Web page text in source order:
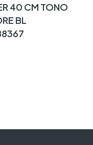
40 CM TONO
BL